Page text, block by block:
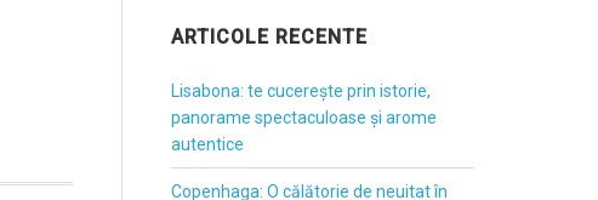
ARTICOLE RECENTE
Lisabona: te cucerește prin istorie,
panorame spectaculoase și arome
autentice
Copenhaga: O călătorie de neuitat în